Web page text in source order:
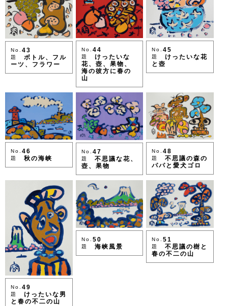
No. 43
題
ボトル、フル
ーツ、フラワー
No. 44
題
けったいな
花、壺、果物、
海の彼方に春の
山
No.45
題
けったいな花
と壺
No. 46
題 秋の海峡
No. 47
題
不思議な花、
壺、果物
No.48
題
不思議の森の
パパと愛犬ゴロ
No. 49
題
けったいな男
と春の不二の山
No. 50
題 海峡風景
No.51
題
不思議の樹と
春の不二の山